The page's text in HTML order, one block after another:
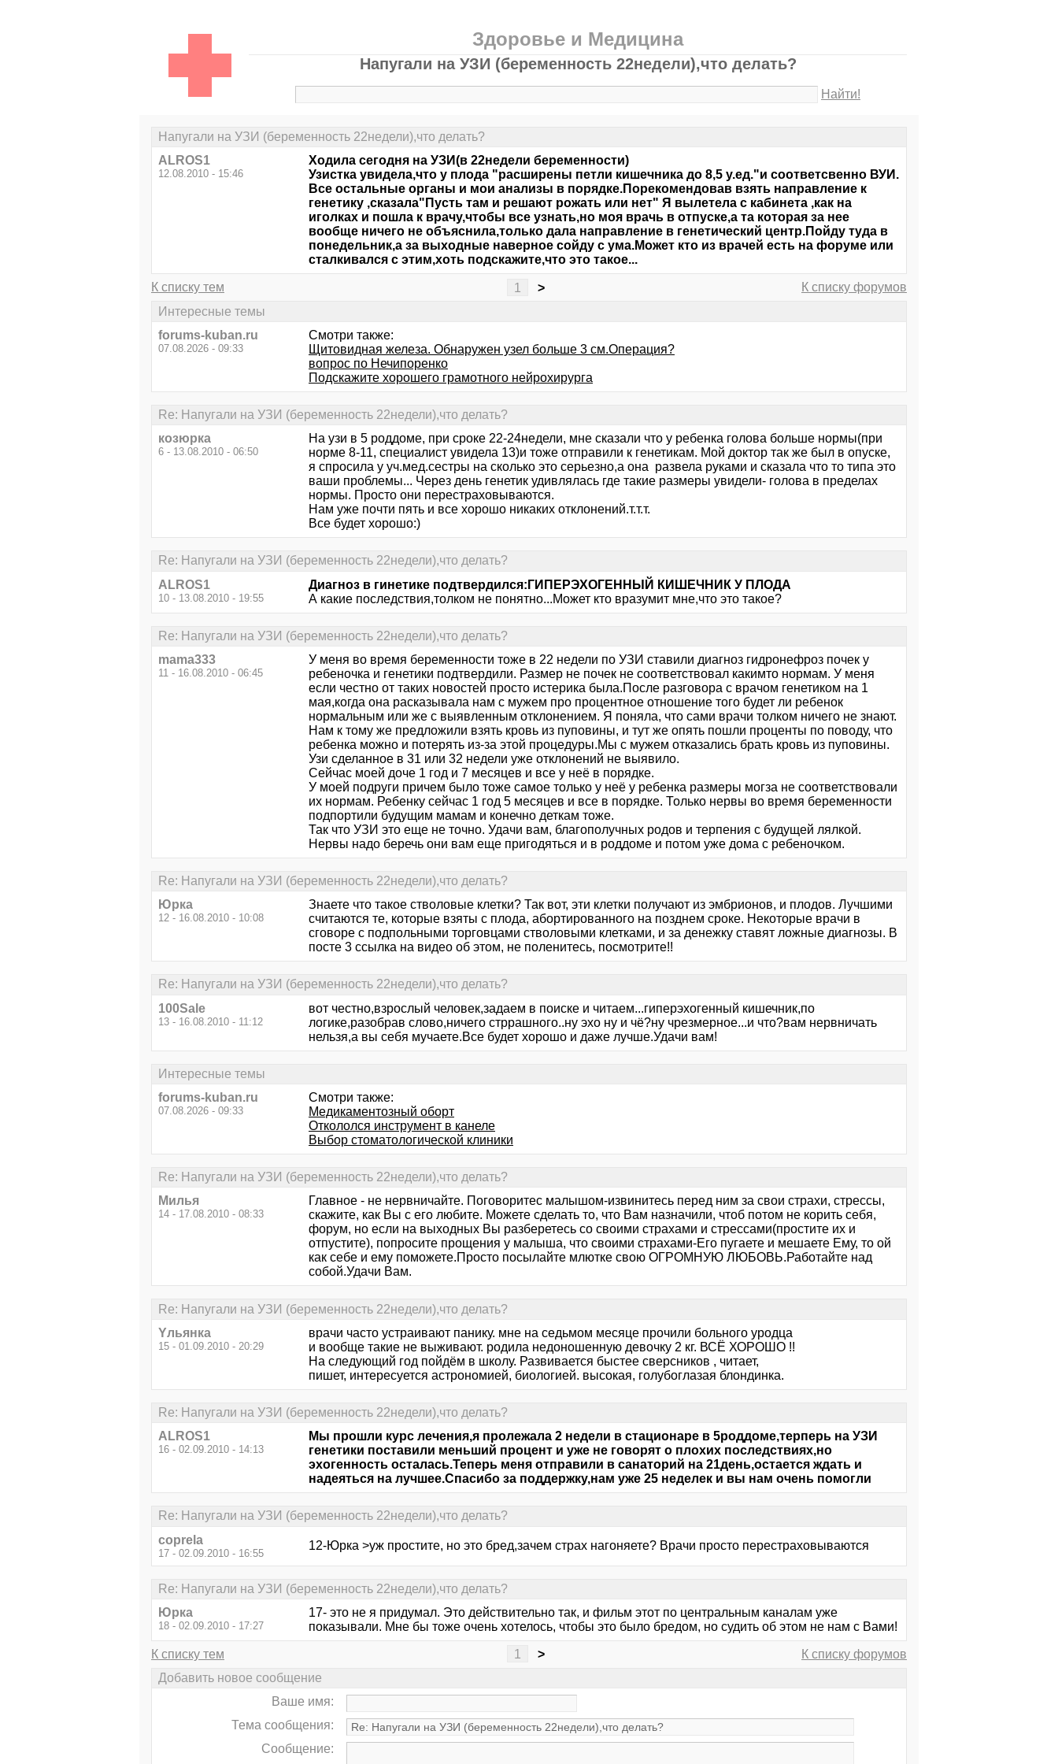
Здоровье и Медицина
Напугали на УЗИ (беременность 22недели),что делать?
Найти!
Напугали на УЗИ (беременность 22недели),что делать?
ALROS1
12.08.2010 - 15:46
Ходила сегодня на УЗИ(в 22недели беременности)
Узистка увидела,что у плода "расширены петли кишечника до 8,5 у.ед."и соответсвенно ВУИ.
Все остальные органы и мои анализы в порядке.Порекомендовав взять направление к
генетику ,сказала"Пусть там и решают рожать или нет" Я вылетела с кабинета ,как на
иголках и пошла к врачу,чтобы все узнать,но моя врачь в отпуске,а та которая за нее
вообще ничего не объяснила,только дала направление в генетический центр.Пойду туда в
понедельник,а за выходные наверное сойду с ума.Может кто из врачей есть на форуме или
сталкивался с этим,хоть подскажите,что это такое...
К списку тем 1 >
К списку форумов
Интересные темы
forums-kuban.ru
07.08.2026 - 09:33
Смотри также:
Щитовидная железа. Обнаружен узел больше 3 см.Операция?
вопрос по Нечипоренко
Подскажите хорошего грамотного нейрохирурга
Re: Напугали на УЗИ (беременность 22недели),что делать?
козюрка
6 - 13.08.2010 - 06:50
На узи в 5 роддоме, при сроке 22-24недели, мне сказали что у ребенка голова больше нормы(при
норме 8-11, специалист увидела 13)и тоже отправили к генетикам. Мой доктор так же был в опуске,
я спросила у уч.мед.сестры на сколько это серьезно,а она развела руками и сказала что то типа это
ваши проблемы... Через день генетик удивлялась где такие размеры увидели- голова в пределах
нормы. Просто они перестраховываются.
Нам уже почти пять и все хорошо никаких отклонений.т.т.т.
Все будет хорошо:)
Re: Напугали на УЗИ (беременность 22недели),что делать?
ALROS1
10 - 13.08.2010 - 19:55
Диагноз в гинетике подтвердился:ГИПЕРЭХОГЕННЫЙ КИШЕЧНИК У ПЛОДА
А какие последствия,толком не понятно...Может кто вразумит мне,что это такое?
Re: Напугали на УЗИ (беременность 22недели),что делать?
mama333
11 - 16.08.2010 - 06:45
У меня во время беременности тоже в 22 недели по УЗИ ставили диагноз гидронефроз почек у
ребеночка и генетики подтвердили. Размер не почек не соответствовал какимто нормам. У меня
если честно от таких новостей просто истерика была.После разговора с врачом генетиком на 1
мая,когда она расказывала нам с мужем про процентное отношение того будет ли ребенок
нормальным или же с выявленным отклонением. Я поняла, что сами врачи толком ничего не знают.
Нам к тому же предложили взять кровь из пуповины, и тут же опять пошли проценты по поводу, что
ребенка можно и потерять из-за этой процедуры.Мы с мужем отказались брать кровь из пуповины.
Узи сделанное в 31 или 32 недели уже отклонений не выявило.
Сейчас моей доче 1 год и 7 месяцев и все у неё в порядке.
У моей подруги причем было тоже самое только у неё у ребенка размеры могза не соответствовали
их нормам. Ребенку сейчас 1 год 5 месяцев и все в порядке. Только нервы во время беременности
подпортили будущим мамам и конечно деткам тоже.
Так что УЗИ это еще не точно. Удачи вам, благополучных родов и терпения с будущей лялкой.
Нервы надо беречь они вам еще пригодяться и в роддоме и потом уже дома с ребеночком.
Re: Напугали на УЗИ (беременность 22недели),что делать?
Юрка
12 - 16.08.2010 - 10:08
Знаете что такое стволовые клетки? Так вот, эти клетки получают из эмбрионов, и плодов. Лучшими
считаются те, которые взяты с плода, абортированного на позднем сроке. Некоторые врачи в
сговоре с подпольными торговцами стволовыми клетками, и за денежку ставят ложные диагнозы. В
посте 3 ссылка на видео об этом, не поленитесь, посмотрите!!
Re: Напугали на УЗИ (беременность 22недели),что делать?
100Sale
13 - 16.08.2010 - 11:12
вот честно,взрослый человек,задаем в поиске и читаем...гиперэхогенный кишечник,по
логике,разобрав слово,ничего стррашного..ну эхо ну и чё?ну чрезмерное...и что?вам нервничать
нельзя,а вы себя мучаете.Все будет хорошо и даже лучше.Удачи вам!
Интересные темы
forums-kuban.ru
07.08.2026 - 09:33
Смотри также:
Медикаментозный оборт
Откололся инструмент в канеле
Выбор стоматологической клиники
Re: Напугали на УЗИ (беременность 22недели),что делать?
Милья
14 - 17.08.2010 - 08:33
Главное - не нервничайте. Поговоритес малышом-извинитесь перед ним за свои страхи, стрессы,
скажите, как Вы с его любите. Можете сделать то, что Вам назначили, чтоб потом не корить себя,
форум, но если на выходных Вы разберетесь со своими страхами и стрессами(простите их и
отпустите), попросите прощения у малыша, что своими страхами-Его пугаете и мешаете Ему, то ой
как себе и ему поможете.Просто посылайте млютке свою ОГРОМНУЮ ЛЮБОВЬ.Работайте над
собой.Удачи Вам.
Re: Напугали на УЗИ (беременность 22недели),что делать?
Yльянка
15 - 01.09.2010 - 20:29
врачи часто устраивают панику. мне на седьмом месяце прочили больного уродца
и вообще такие не выживают. родила недоношенную девочку 2 кг. ВСЁ ХОРОШО !!
На следующий год пойдём в школу. Развивается быстее сверсников , читает,
пишет, интересуется астрономией, биологией. высокая, голубоглазая блондинка.
Re: Напугали на УЗИ (беременность 22недели),что делать?
ALROS1
16 - 02.09.2010 - 14:13
Мы прошли курс лечения,я пролежала 2 недели в стационаре в 5роддоме,терперь на УЗИ
генетики поставили меньший процент и уже не говорят о плохих последствиях,но
эхогенность осталась.Теперь меня отправили в санаторий на 21день,остается ждать и
надеяться на лучшее.Спасибо за поддержку,нам уже 25 неделек и вы нам очень помогли
Re: Напугали на УЗИ (беременность 22недели),что делать?
coprela
17 - 02.09.2010 - 16:55
12-Юрка >уж простите, но это бред,зачем страх нагоняете? Врачи просто перестраховываются
Re: Напугали на УЗИ (беременность 22недели),что делать?
Юрка
18 - 02.09.2010 - 17:27
17- это не я придумал. Это действительно так, и фильм этот по центральным каналам уже
показывали. Мне бы тоже очень хотелось, чтобы это было бредом, но судить об этом не нам с Вами!
К списку тем 1 >
К списку форумов
Добавить новое сообщение
Ваше имя:
Тема сообщения:
Сообщение: